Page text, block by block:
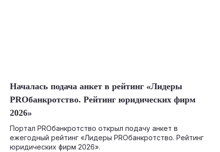
Началась подача анкет в рейтинг «Лидеры
PROбанкротство. Рейтинг юридических фирм
2026»
Портал PROбанкротство открыл подачу анкет в
ежегодный рейтинг «Лидеры PROбанкротство. Рейтинг
юридических фирм 2026».